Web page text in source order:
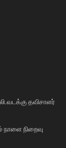
தவிசாளர்
நிறைவு